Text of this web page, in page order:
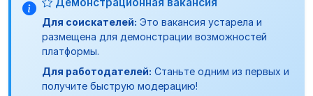
Для соискателей: Это вакансия устарела и
размещена для демонстрации возможностей
платформы.
Для работодателей: Станьте одним из первых и
получите быструю модерацию!